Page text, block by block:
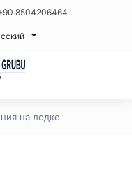
8504206464
на лодке